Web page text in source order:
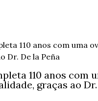
110 anos com
graças ao